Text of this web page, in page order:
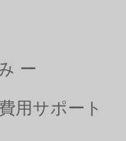
ー
用サポート